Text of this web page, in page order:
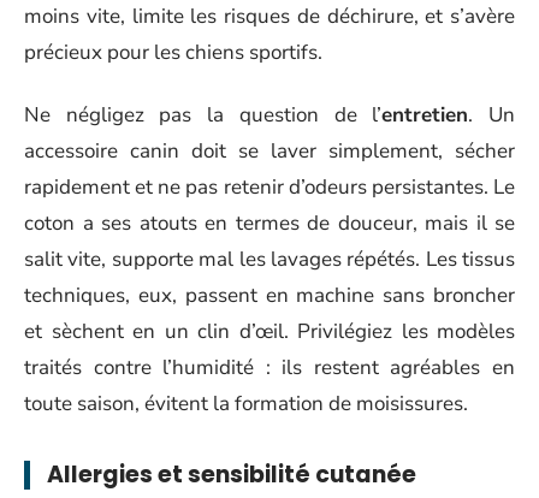
moins vite, limite les risques de déchirure, et s’avère
précieux pour les chiens sportifs.
Ne négligez pas la question de l’entretien. Un
accessoire canin doit se laver simplement, sécher
rapidement et ne pas retenir d’odeurs persistantes. Le
coton a ses atouts en termes de douceur, mais il se
salit vite, supporte mal les lavages répétés. Les tissus
techniques, eux, passent en machine sans broncher
et sèchent en un clin d’œil. Privilégiez les modèles
traités contre l’humidité : ils restent agréables en
toute saison, évitent la formation de moisissures.
Allergies et sensibilité cutanée